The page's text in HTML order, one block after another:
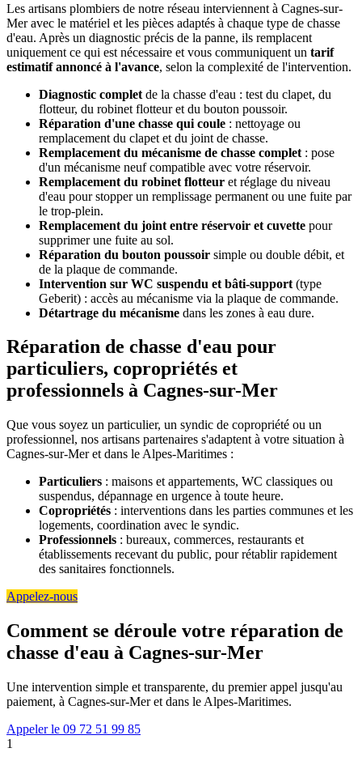
Les artisans plombiers de notre réseau interviennent à Cagnes-sur-
Mer avec le matériel et les pièces adaptés à chaque type de chasse
d'eau. Après un diagnostic précis de la panne, ils remplacent
uniquement ce qui est nécessaire et vous communiquent un tarif
estimatif annoncé à l'avance, selon la complexité de l'intervention.
Diagnostic complet de la chasse d'eau : test du clapet, du
flotteur, du robinet flotteur et du bouton poussoir.
Réparation d'une chasse qui coule : nettoyage ou
remplacement du clapet et du joint de chasse.
Remplacement du mécanisme de chasse complet : pose
d'un mécanisme neuf compatible avec votre réservoir.
Remplacement du robinet flotteur et réglage du niveau
d'eau pour stopper un remplissage permanent ou une fuite par
le trop-plein.
Remplacement du joint entre réservoir et cuvette pour
supprimer une fuite au sol.
Réparation du bouton poussoir simple ou double débit, et
de la plaque de commande.
Intervention sur WC suspendu et bâti-support (type
Geberit) : accès au mécanisme via la plaque de commande.
Détartrage du mécanisme dans les zones à eau dure.
Réparation de chasse d'eau pour
particuliers, copropriétés et
professionnels à Cagnes-sur-Mer
Que vous soyez un particulier, un syndic de copropriété ou un
professionnel, nos artisans partenaires s'adaptent à votre situation à
Cagnes-sur-Mer et dans le Alpes-Maritimes :
Particuliers : maisons et appartements, WC classiques ou
suspendus, dépannage en urgence à toute heure.
Copropriétés : interventions dans les parties communes et les
logements, coordination avec le syndic.
Professionnels : bureaux, commerces, restaurants et
établissements recevant du public, pour rétablir rapidement
des sanitaires fonctionnels.
Appelez-nous
Comment se déroule votre réparation de
chasse d'eau à Cagnes-sur-Mer
Une intervention simple et transparente, du premier appel jusqu'au
paiement, à Cagnes-sur-Mer et dans le Alpes-Maritimes.
Appeler le 09 72 51 99 85
1